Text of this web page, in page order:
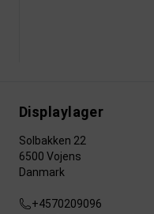
Displaylager
Solbakken 22
6500 Vojens
Danmark
+4570209096